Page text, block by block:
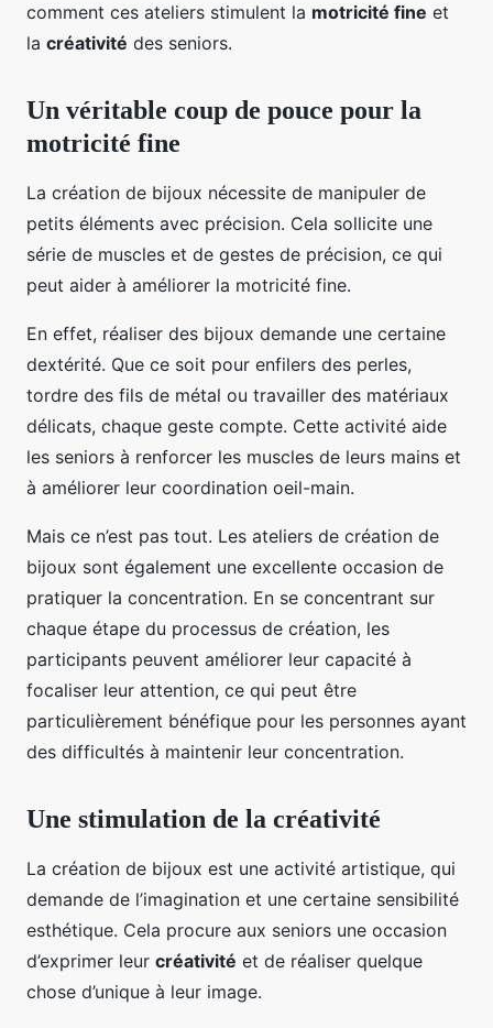
comment ces ateliers stimulent la motricité fine et
la créativité des seniors.
Un véritable coup de pouce pour la
motricité fine
La création de bijoux nécessite de manipuler de
petits éléments avec précision. Cela sollicite une
série de muscles et de gestes de précision, ce qui
peut aider à améliorer la motricité fine.
En effet, réaliser des bijoux demande une certaine
dextérité. Que ce soit pour enfilers des perles,
tordre des fils de métal ou travailler des matériaux
délicats, chaque geste compte. Cette activité aide
les seniors à renforcer les muscles de leurs mains et
à améliorer leur coordination oeil-main.
Mais ce n’est pas tout. Les ateliers de création de
bijoux sont également une excellente occasion de
pratiquer la concentration. En se concentrant sur
chaque étape du processus de création, les
participants peuvent améliorer leur capacité à
focaliser leur attention, ce qui peut être
particulièrement bénéfique pour les personnes ayant
des difficultés à maintenir leur concentration.
Une stimulation de la créativité
La création de bijoux est une activité artistique, qui
demande de l’imagination et une certaine sensibilité
esthétique. Cela procure aux seniors une occasion
d’exprimer leur créativité et de réaliser quelque
chose d’unique à leur image.